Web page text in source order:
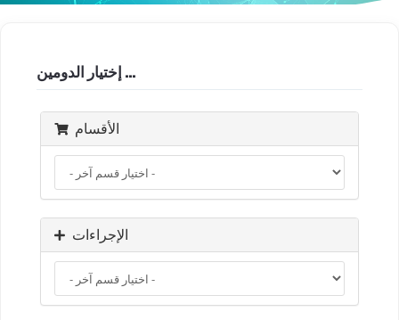
إختيار الدومين ...
الأقسام
الإجراءات